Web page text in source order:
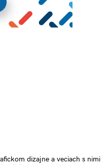
dizajne a veciach s nimi